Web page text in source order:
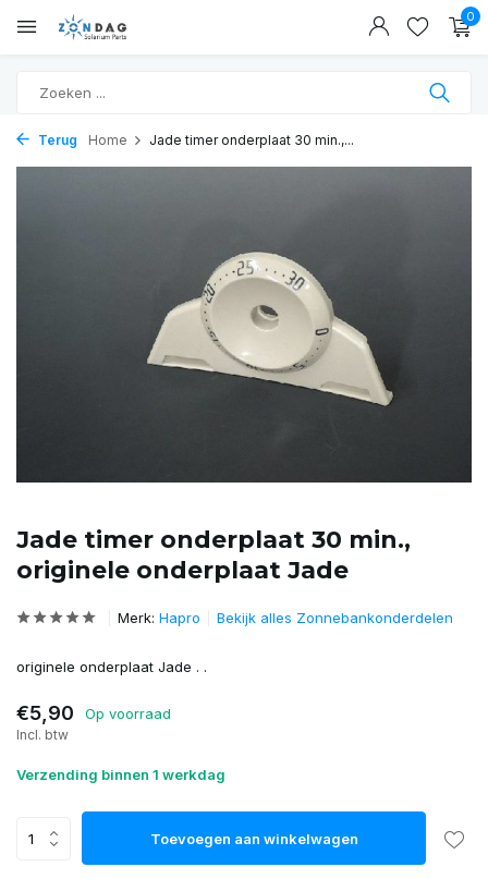
0
Terug Home Jade timer onderplaat 30 min.,...
Jade timer onderplaat 30 min.,
originele onderplaat Jade
Merk: Hapro Bekijk alles Zonnebankonderdelen
originele onderplaat Jade . .
€5,90 Op voorraad
Incl. btw
Verzending binnen 1 werkdag
Toevoegen aan winkelwagen